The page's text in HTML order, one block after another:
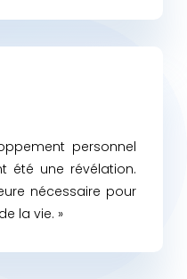
personnel
été une révélation.
nécessaire pour
la vie. »